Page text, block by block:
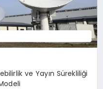
ve Yayın Sürekliliği